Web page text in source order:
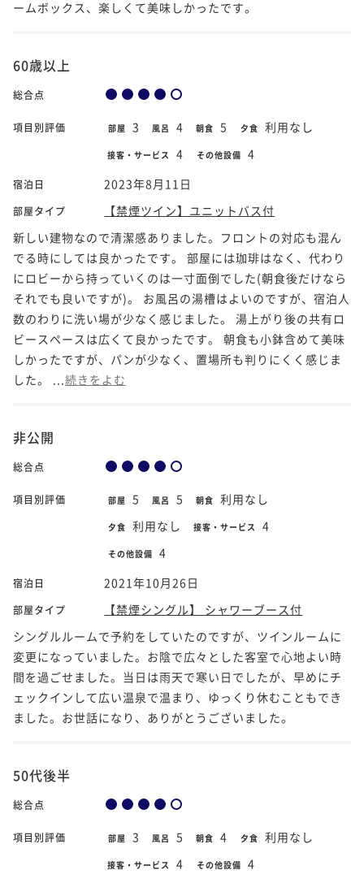
ームボックス、楽しくて美味しかったです。
60歳以上
総合点
項目別評価 部屋 3 風呂 4 朝食 5 夕食 利用なし
接客・サービス 4 その他設備 4
宿泊日 2023年8月11日
部屋タイプ
【禁煙ツイン】ユニットバス付
新しい建物なので清潔感ありました。フロントの対応も混ん
でる時にしては良かったです。 部屋には珈琲はなく、代わり
にロビーから持っていくのは一寸面倒でした(朝食後だけなら
それでも良いですが)。 お風呂の湯槽はよいのですが、宿泊人
数のわりに洗い場が少なく感じました。 湯上がり後の共有ロ
ビースペースは広くて良かったです。 朝食も小鉢含めて美味
しかったですが、パンが少なく、置場所も判りにくく感じま
した。 ... 続きをよむ
非公開
総合点
項目別評価 部屋 5 風呂 5 朝食 利用なし
夕食 利用なし 接客・サービス 4
その他設備 4
宿泊日 2021年10月26日
部屋タイプ
【禁煙シングル】 シャワーブース付
シングルルームで予約をしていたのですが、ツインルームに
変更になっていました。お陰で広々とした客室で心地よい時
間を過ごせました。当日は雨天で寒い日でしたが、早めにチ
ェックインして広い温泉で温まり、ゆっくり休むこともでき
ました。お世話になり、ありがとうございました。
50代後半
総合点
項目別評価 部屋 3 風呂 5 朝食 4 夕食 利用なし
接客・サービス 4 その他設備 4